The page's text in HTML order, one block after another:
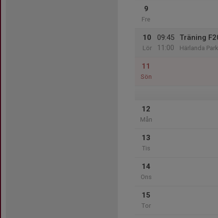
9
Fre
10
Lör
09:45
11:00
Träning
Härlanda Park
11
Sön
12
Mån
13
Tis
14
Ons
15
Tor